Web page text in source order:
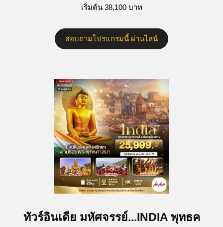
เริ่มต้น 38,100 บาท
สอบถามโปรแกรมนี้ ผ่านไลน์
ทัวร์อินเดีย มหัศจรรย์...INDIA พุทธค